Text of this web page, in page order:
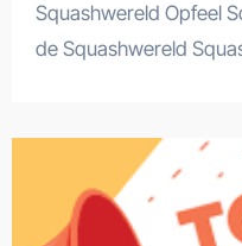
Squashwereld Opfeel
de Squashwereld